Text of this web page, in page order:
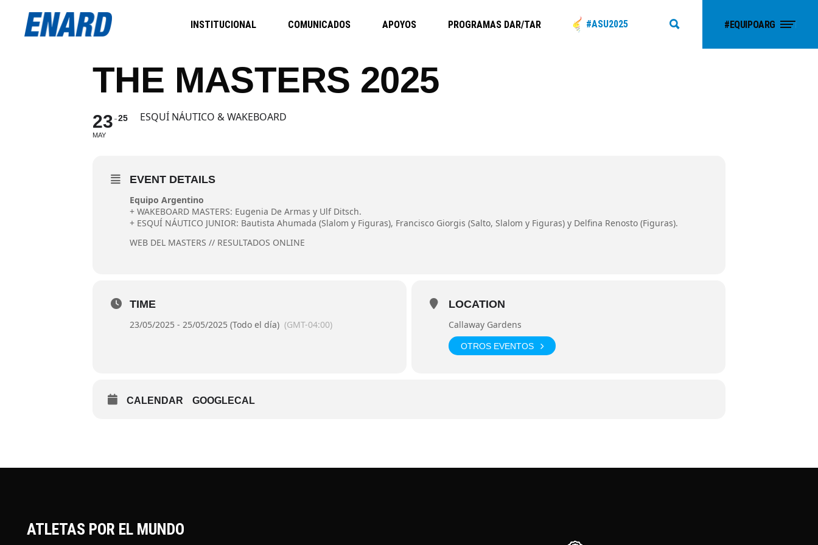
INSTITUCIONAL COMUNICADOS APOYOS PROGRAMAS DAR/TAR #ASU2025 #EQUIPOARG
THE MASTERS 2025
23
MAY
25 ESQUÍ NÁUTICO & WAKEBOARD
EVENT DETAILS
Equipo Argentino
+ WAKEBOARD MASTERS: Eugenia De Armas y Ulf Ditsch.
+ ESQUÍ NÁUTICO JUNIOR: Bautista Ahumada (Slalom y Figuras), Francisco Giorgis (Salto, Slalom y Figuras) y Delfina Renosto (Figuras).
WEB DEL MASTERS // RESULTADOS ONLINE
TIME
23/05/2025 - 25/05/2025 (Todo el día) (GMT-04:00)
LOCATION
Callaway Gardens
OTROS EVENTOS
CALENDAR GOOGLECAL
ATLETAS POR EL MUNDO